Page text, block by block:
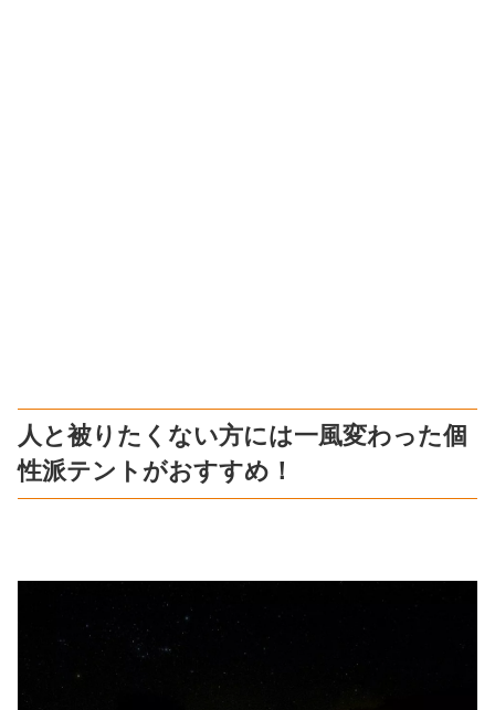
人と被りたくない方には一風変わった個
性派テントがおすすめ！